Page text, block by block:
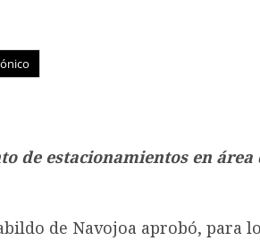
de estacionamientos en área
de Navojoa aprobó, para